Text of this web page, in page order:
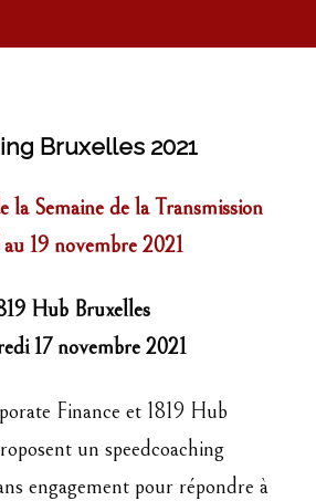
Bruxelles 2021
la Semaine de la Transmission
19 novembre 2021
Hub Bruxelles
17 novembre 2021
Finance et 1819 Hub
un speedcoaching
engagement pour répondre à